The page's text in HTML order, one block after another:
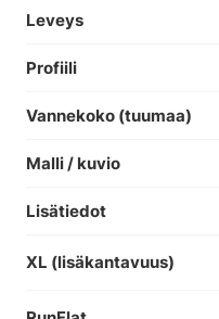
Leveys
Profiili
Vannekoko (tuumaa)
Malli / kuvio
Lisätiedot
XL (lisäkantavuus)